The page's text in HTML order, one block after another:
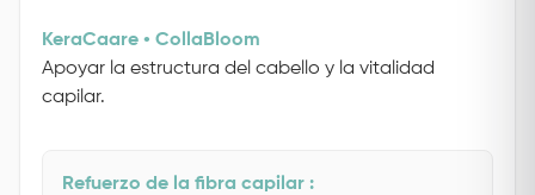
KeraCaare • CollaBloom
Apoyar la estructura del cabello y la vitalidad
capilar.
Refuerzo de la fibra capilar :